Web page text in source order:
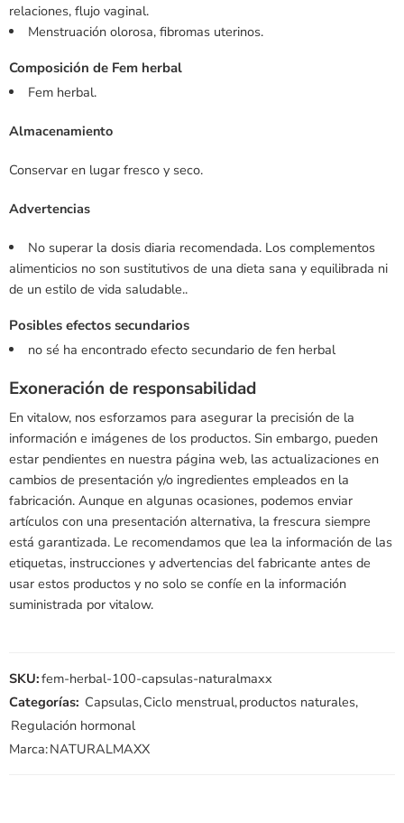
relaciones, flujo vaginal.
Menstruación olorosa, fibromas uterinos.
Composición de Fem herbal
Fem herbal.
Almacenamiento
Conservar en lugar fresco y seco.
Advertencias
No superar la dosis diaria recomendada. Los complementos
alimenticios no son sustitutivos de una dieta sana y equilibrada ni
de un estilo de vida saludable..
Posibles efectos secundarios
no sé ha encontrado efecto secundario de fen herbal
Exoneración de responsabilidad
En vitalow, nos esforzamos para asegurar la precisión de la
información e imágenes de los productos. Sin embargo, pueden
estar pendientes en nuestra página web, las actualizaciones en
cambios de presentación y/o ingredientes empleados en la
fabricación. Aunque en algunas ocasiones, podemos enviar
artículos con una presentación alternativa, la frescura siempre
está garantizada. Le recomendamos que lea la información de las
etiquetas, instrucciones y advertencias del fabricante antes de
usar estos productos y no solo se confíe en la información
suministrada por vitalow.
SKU:fem-herbal-100-capsulas-naturalmaxx
Categorías: Capsulas,Ciclo menstrual,productos naturales,
Regulación hormonal
Marca:NATURALMAXX